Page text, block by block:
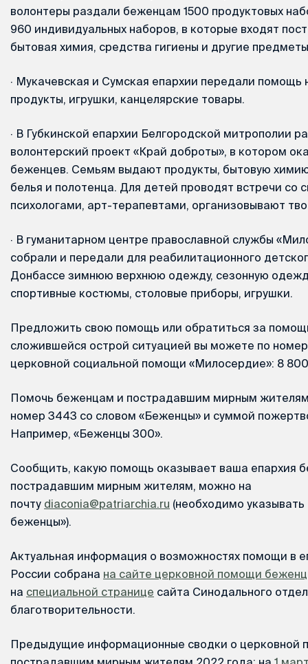
волонтеры раздали беженцам 1500 продуктовых
960 индивидуальных наборов, в которые входят
бытовая химия, средства гигиены и другие
· Мукачевская и Сумская епархии передали
продукты, игрушки, канцелярские товары.
· В Губкинской епархии Белгородской митрополии
волонтерский проект «Край доброты», в котором
беженцев. Семьям выдают продукты, бытовую
белья и полотенца. Для детей проводят встречи со
психологами, арт-терапевтами, организовывают
· В гуманитарном центре православной службы
собрали и передали для реабилитационного
Донбассе зимнюю верхнюю одежду, сезонную
спортивные костюмы, столовые приборы, игрушки.
Предложить свою помощь или обратиться за
сложившейся острой ситуацией вы можете по
церковной социальной помощи «Милосердие»: 8
Помочь беженцам и пострадавшим мирным
номер 3443 со словом «Беженцы» и суммой
Например, «Беженцы 300».
Сообщить, какую помощь оказывает ваша епархия
пострадавшим мирным жителям, можно на
почту diaconia@patriarchia.ru (необходимо
беженцы»).
Актуальная информация о возможностях помощи в
России собрана на сайте церковной помощи
на специальной странице сайта Синодального
благотворительности.
Предыдущие информационные сводки о церковной